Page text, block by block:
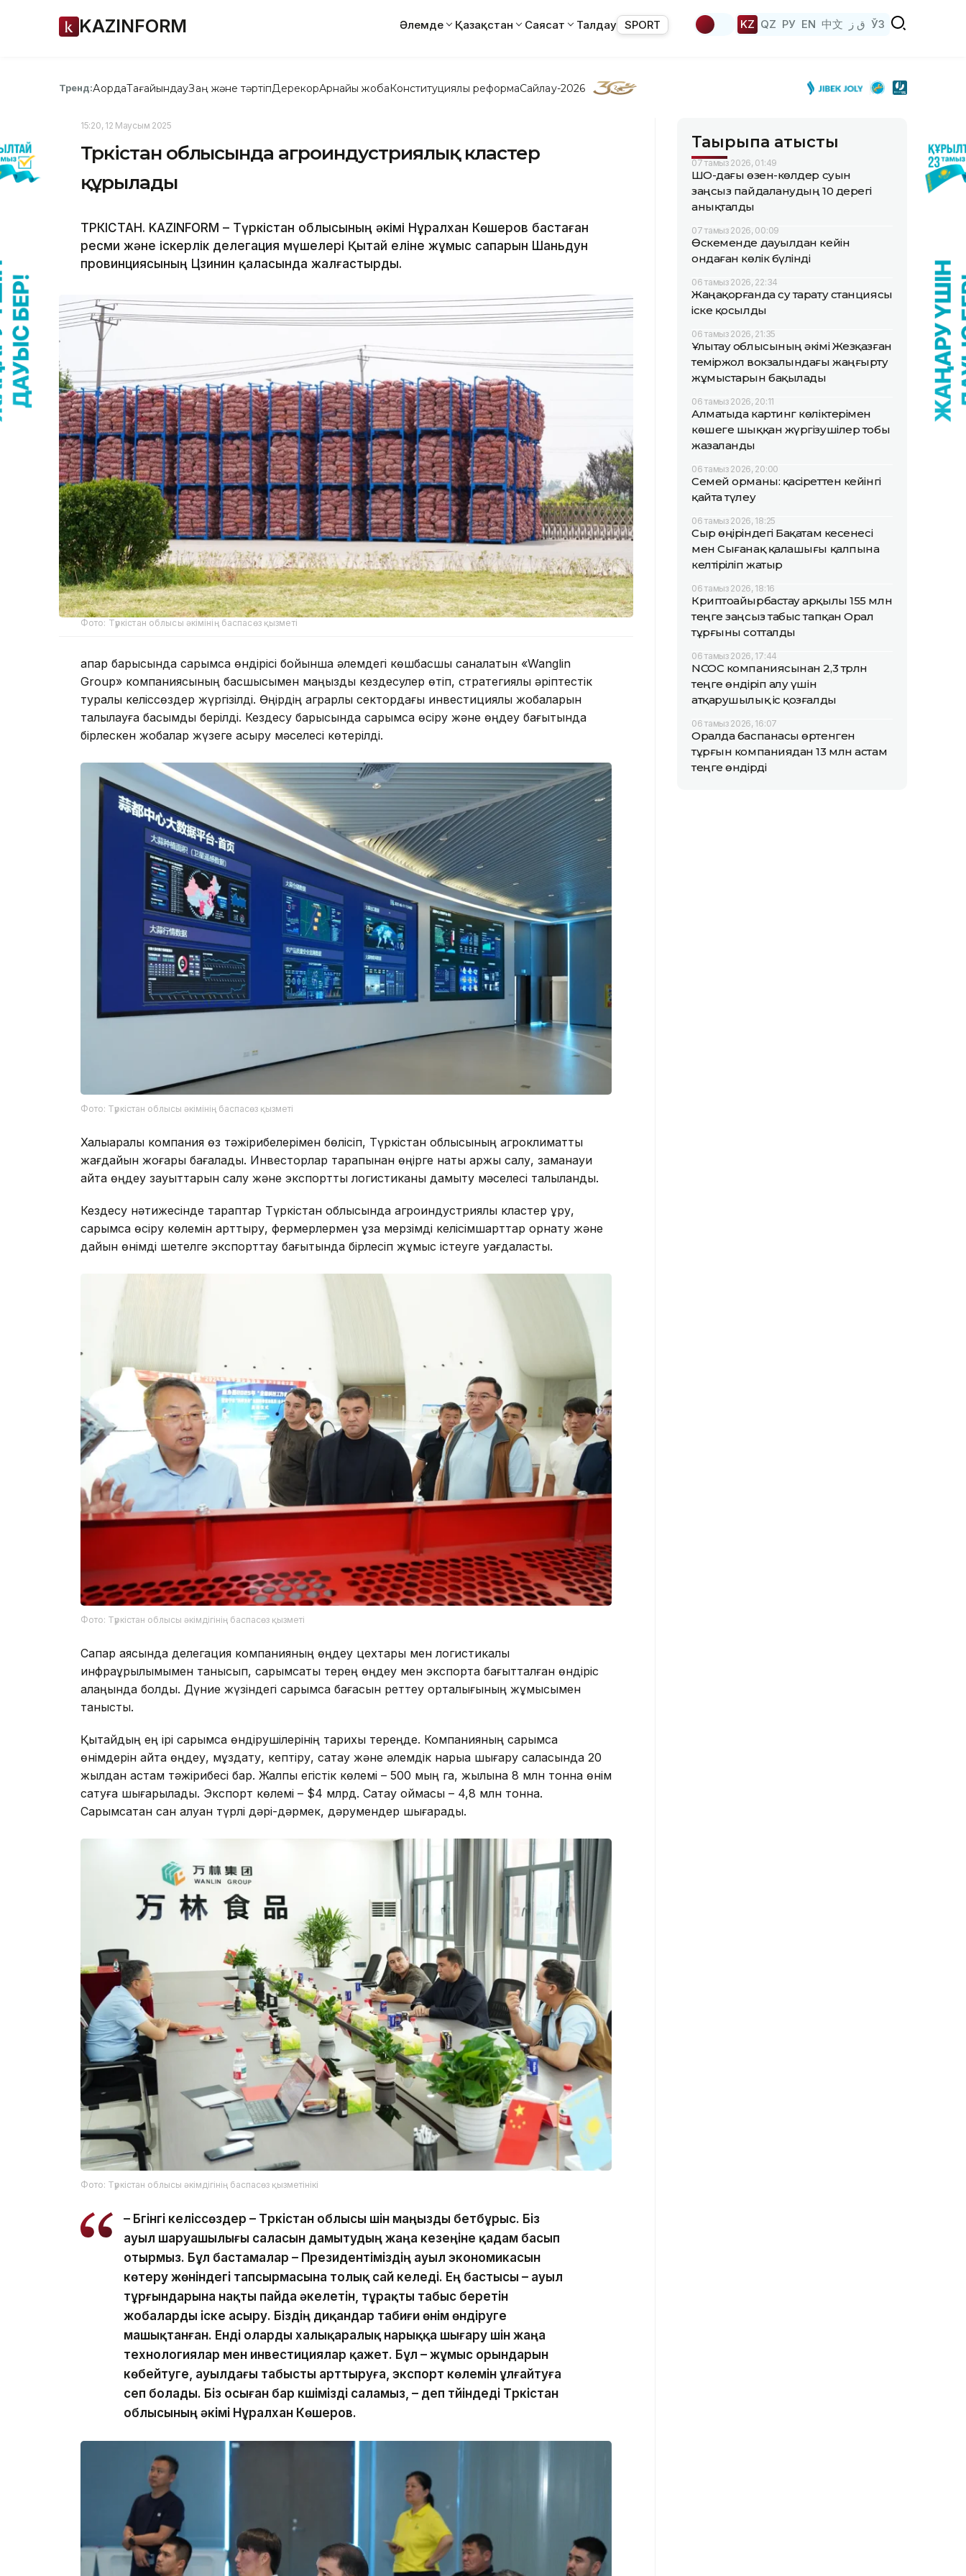
KAZINFORM Әлемде Қазақстан Саясат Талдау SPORT KZ QZ РУ EN 中文 ق ز ЎЗ
Тренд:АқордаТағайындауЗаң және тәртіпДерекқорАрнайы жобаКонституциялық реформаСайлау-2026
15:20, 12 Маусым 2025
Түркістан облысында агроиндустриялық кластер
құрылады
ТҮРКІСТАН. KAZINFORM – Түркістан облысының әкімі Нұралхан Көшеров бастаған
ресми және іскерлік делегация мүшелері Қытай еліне жұмыс сапарын Шаньдун
провинциясының Цзинин қаласында жалғастырды.
Фото: Түркістан облысы әкімінің баспасөз қызметі
апар барысында сарымсақ өндірісі бойынша әлемдегі көшбасшы саналатын «Wanglin
Group» компаниясының басшысымен маңызды кездесулер өтіп, стратегиялық әріптестік
туралы келіссөздер жүргізілді. Өңірдің аграрлық сектордағы инвестициялық жобаларын
талқылауға басымдық берілді. Кездесу барысында сарымсақ өсіру және өңдеу бағытында
бірлескен жобалар жүзеге асыру мәселесі көтерілді.
Фото: Түркістан облысы әкімінің баспасөз қызметі
Халықаралық компания өз тәжірибелерімен бөлісіп, Түркістан облысының агроклиматтық
жағдайын жоғары бағалады. Инвесторлар тарапынан өңірге нақты қаржы салу, заманауи
қайта өңдеу зауыттарын салу және экспорттық логистиканы дамыту мәселесі талқыланды.
Кездесу нәтижесінде тараптар Түркістан облысында агроиндустриялық кластер құру,
сарымсақ өсіру көлемін арттыру, фермерлермен ұзақ мерзімді келісімшарттар орнату және
дайын өнімді шетелге экспорттау бағытында бірлесіп жұмыс істеуге уағдаласты.
Фото: Түркістан облысы әкімдігінің баспасөз қызметі
Сапар аясында делегация компанияның өңдеу цехтары мен логистикалық
инфрақұрылымымен танысып, сарымсақты терең өңдеу мен экспортқа бағытталған өндіріс
алаңында болды. Дүние жүзіндегі сарымсақ бағасын реттеу орталығының жұмысымен
танысты.
Қытайдың ең ірі сарымсақ өндірушілерінің тарихы тереңде. Компанияның сарымсақ
өнімдерін қайта өңдеу, мұздату, кептіру, сақтау және әлемдік нарыққа шығару саласында 20
жылдан астам тәжірибесі бар. Жалпы егістік көлемі – 500 мың га, жылына 8 млн тонна өнім
сатуға шығарылады. Экспорт көлемі – $4 млрд. Сақтау қоймасы – 4,8 млн тонна.
Сарымсақтан сан алуан түрлі дәрі-дәрмек, дәрумендер шығарады.
Фото: Түркістан облысы әкімдігінің баспасөз қызметінікі
– Бүгінгі келіссөздер – Түркістан облысы үшін маңызды бетбұрыс. Біз
ауыл шаруашылығы саласын дамытудың жаңа кезеңіне қадам басып
отырмыз. Бұл бастамалар – Президентіміздің ауыл экономикасын
көтеру жөніндегі тапсырмасына толық сай келеді. Ең бастысы – ауыл
тұрғындарына нақты пайда әкелетін, тұрақты табыс беретін
жобаларды іске асыру. Біздің диқандар табиғи өнім өндіруге
машықтанған. Енді оларды халықаралық нарыққа шығару үшін жаңа
технологиялар мен инвестициялар қажет. Бұл – жұмыс орындарын
көбейтуге, ауылдағы табысты арттыруға, экспорт көлемін ұлғайтуға
сеп болады. Біз осыған бар күшімізді саламыз, – деп түйіндеді Түркістан
облысының әкімі Нұралхан Көшеров.
Тақырыпқа қатысты
07 тамыз 2026, 01:49
ШҚО-дағы өзен-көлдер суын
заңсыз пайдаланудың 10 дерегі
анықталды
07 тамыз 2026, 00:09
Өскеменде дауылдан кейін
ондаған көлік бүлінді
06 тамыз 2026, 22:34
Жаңақорғанда су тарату станциясы
іске қосылды
06 тамыз 2026, 21:35
Ұлытау облысының әкімі Жезқазған
теміржол вокзалындағы жаңғырту
жұмыстарын бақылады
06 тамыз 2026, 20:11
Алматыда картинг көліктерімен
көшеге шыққан жүргізушілер тобы
жазаланды
06 тамыз 2026, 20:00
Семей орманы: қасіреттен кейінгі
қайта түлеу
06 тамыз 2026, 18:25
Сыр өңіріндегі Бақатам кесенесі
мен Сығанақ қалашығы қалпына
келтіріліп жатыр
06 тамыз 2026, 18:16
Криптоайырбастау арқылы 155 млн
теңге заңсыз табыс тапқан Орал
тұрғыны сотталды
06 тамыз 2026, 17:44
NCOC компаниясынан 2,3 трлн
теңге өндіріп алу үшін
атқарушылық іс қозғалды
06 тамыз 2026, 16:07
Оралда баспанасы өртенген
тұрғын компаниядан 13 млн астам
теңге өндірді